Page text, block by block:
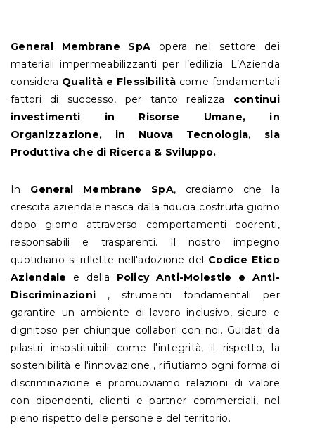
General Membrane SpA opera nel settore dei
materiali impermeabilizzanti per l’edilizia. L’Azienda
considera Qualità e Flessibilità come fondamentali
fattori di successo, per tanto realizza continui
investimenti in Risorse Umane, in
Organizzazione, in Nuova Tecnologia, sia
Produttiva che di Ricerca & Sviluppo.
In General Membrane SpA, crediamo che la
crescita aziendale nasca dalla fiducia costruita giorno
dopo giorno attraverso comportamenti coerenti,
responsabili e trasparenti. Il nostro impegno
quotidiano si riflette nell'adozione del Codice Etico
Aziendale e della Policy Anti-Molestie e Anti-
Discriminazioni , strumenti fondamentali per
garantire un ambiente di lavoro inclusivo, sicuro e
dignitoso per chiunque collabori con noi. Guidati da
pilastri insostituibili come l'integrità, il rispetto, la
sostenibilità e l'innovazione , rifiutiamo ogni forma di
discriminazione e promuoviamo relazioni di valore
con dipendenti, clienti e partner commerciali, nel
pieno rispetto delle persone e del territorio.